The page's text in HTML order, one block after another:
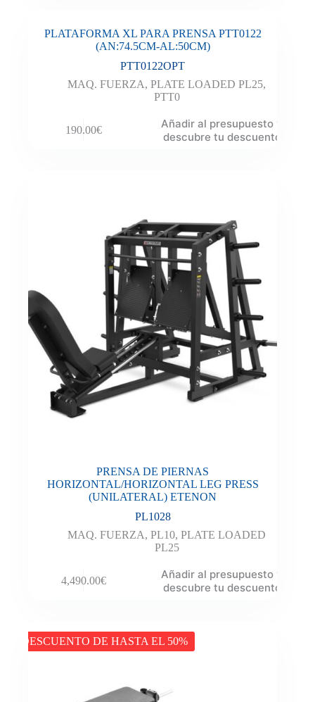
PLATAFORMA XL PARA PRENSA PTT0122
(AN:74.5CM-AL:50CM)
PTT0122OPT
MAQ. FUERZA,PLATE LOADED PL25,
PTT0
190.00€
Añadir al presupuesto y
descubre tu descuento
PRENSA DE PIERNAS
HORIZONTAL/HORIZONTAL LEG PRESS
(UNILATERAL) ETENON
PL1028
MAQ. FUERZA,PL10,PLATE LOADED
PL25
4,490.00€
Añadir al presupuesto y
descubre tu descuento
DESCUENTO DE HASTA EL 50%